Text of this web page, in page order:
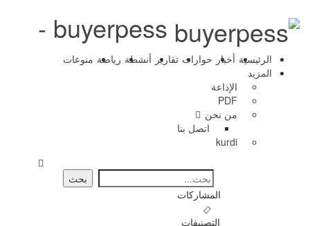
buyerpess -
الرئيسية أخبار حوارات تقارير أنشطة رياضة منوعات
المزيد
الإذاعة
PDF
من نحن
اتصل بنا
kurdi
المشاركات
التصنيفات